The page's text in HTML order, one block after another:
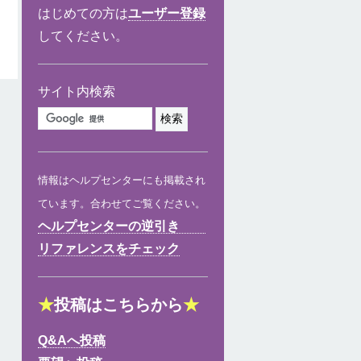
はじめての方はユーザー登録
してください。
サイト内検索
情報はヘルプセンターにも掲載され
ています。合わせてご覧ください。
ヘルプセンターの逆引き
リファレンスをチェック
★投稿はこちらから★
Q&Aへ投稿